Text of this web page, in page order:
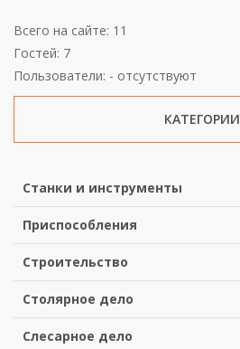
Всего на сайте: 11
Гостей: 7
Пользователи: - отсутствуют
КАТЕГОРИИ
Станки и инструменты
Приспособления
Строительство
Столярное дело
Слесарное дело